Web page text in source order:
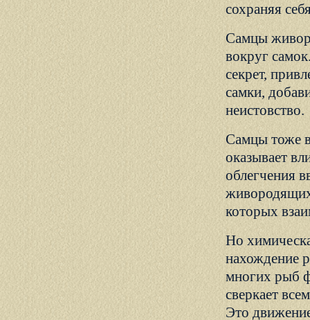
сохраняя
Самцы
вокруг
секрет,
самки,
неистовство.
Самцы тоже
оказывает
облегчения
которых
Но
нахождение
многих рыб
сверкает
Это